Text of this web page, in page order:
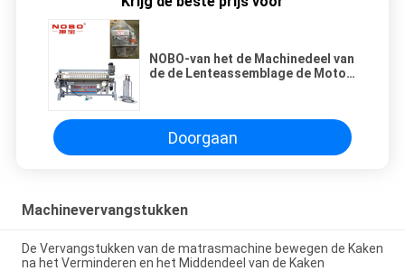
NOBO-van het de Machinedeel van
de de Lenteassemblage de Motor
Doorgaan
Machinevervangstukken
De Vervangstukken van de matrasmachine bewegen de Kaken
na het Verminderen en het Middendeel van de Kaken